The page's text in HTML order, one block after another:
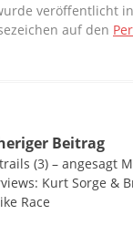
veröffentlicht in
auf den
Beitrag
(3) – angesagt
Kurt Sorge &
Race